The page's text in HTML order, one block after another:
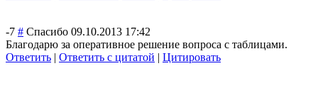
-7 # Спасибо 09.10.2013 17:42
Благодарю за оперативное решение вопроса с таблицами.
Ответить | Ответить с цитатой | Цитировать